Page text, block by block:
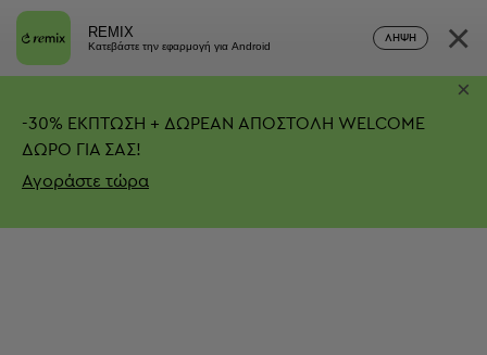
REMIX
Κατεβάστε την εφαρμογή για Android
ΛΉΨΗ ×
-30% ΕΚΠΤΩΣΗ + ΔΩΡΕΑΝ ΑΠΟΣΤΟΛΗ WELCOME
ΔΩΡΟ ΓΙΑ ΣΑΣ!
Αγοράστε τώρα
×